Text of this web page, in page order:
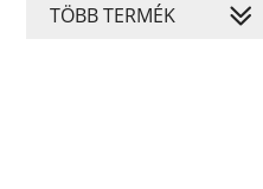
TÖBB TERMÉK